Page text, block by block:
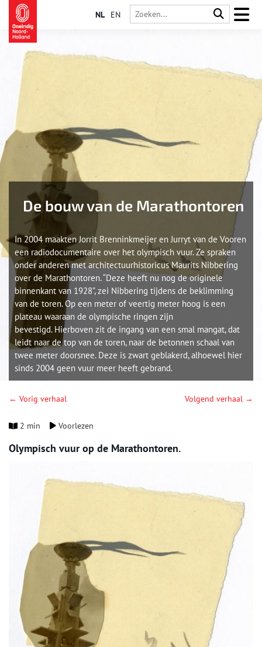
NL EN
De bouw van de Marathontoren
In 2004 maakten Jorrit Brenninkmeijer en Jurryt van de Vooren
een radiodocumentaire over het olympisch vuur. Ze spraken
onder anderen met architectuurhistoricus Maurits Nibbering
over de Marathontoren. “Deze heeft nu nog de originele
binnenkant van 1928”, zei Nibbering tijdens de beklimming
van de toren. Op een meter of veertig meter hoog is een
plateau waaraan de olympische ringen zijn
bevestigd. Hierboven zit de ingang van een smal mangat, dat
leidt naar de top van de toren, naar de betonnen schaal van
twee meter doorsnee. Deze is zwart geblakerd, alhoewel hier
sinds 2004 geen vuur meer heeft gebrand.
← Vorig verhaal Volgend verhaal →
2 min Voorlezen
Olympisch vuur op de Marathontoren.